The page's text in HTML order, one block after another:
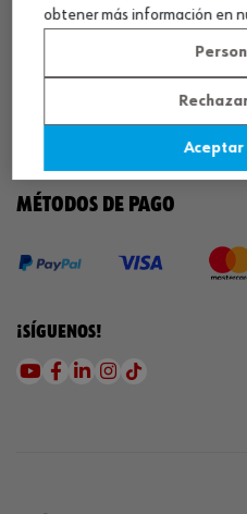
¡DESCARGA NUESTRA APP!
MÉTODOS DE PAGO
¡SÍGUENOS!
obtener más información en
Aceptar